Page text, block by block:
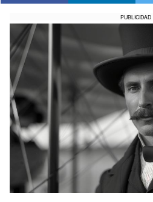
PUBLICIDAD